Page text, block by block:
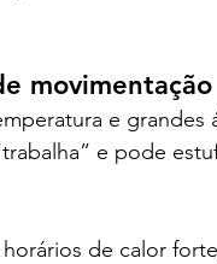
movimentação
e grandes
e pode
de calor